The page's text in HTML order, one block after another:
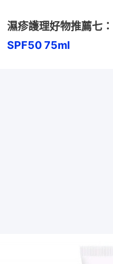
濕疹護理好物推薦七：
SPF50 75ml